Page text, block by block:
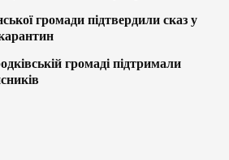
громади підтвердили сказ у
громаді підтримали